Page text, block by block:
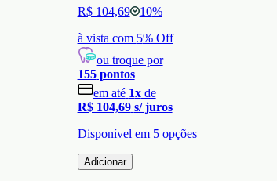
R$ 104,69
10%
à vista com 5% Off
ou troque por
155pontos
em até 1x de
R$ 104,69 s/ juros
Disponível em 5 opções
Adicionar